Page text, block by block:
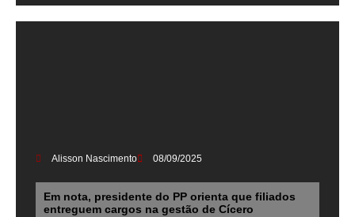
Alisson Nascimento 08/09/2025
Em nota, presidente do PP orienta que filiados
entreguem cargos na gestão de Cícero